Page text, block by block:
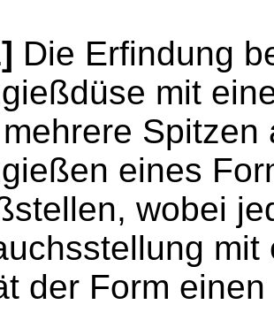
Die Erfindung
mit
eines
wobei
der Form